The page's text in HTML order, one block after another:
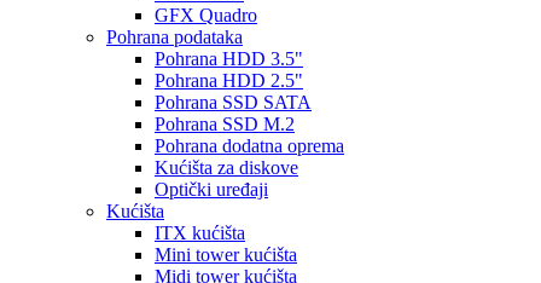
GFX Quadro
Pohrana podataka
Pohrana HDD 3.5"
Pohrana HDD 2.5"
Pohrana SSD SATA
Pohrana SSD M.2
Pohrana dodatna oprema
Kućišta za diskove
Optički uređaji
Kućišta
ITX kućišta
Mini tower kućišta
Midi tower kućišta